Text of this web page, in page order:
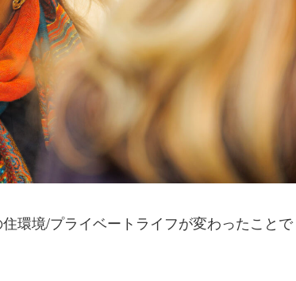
環境/プライベートライフが変わったことで